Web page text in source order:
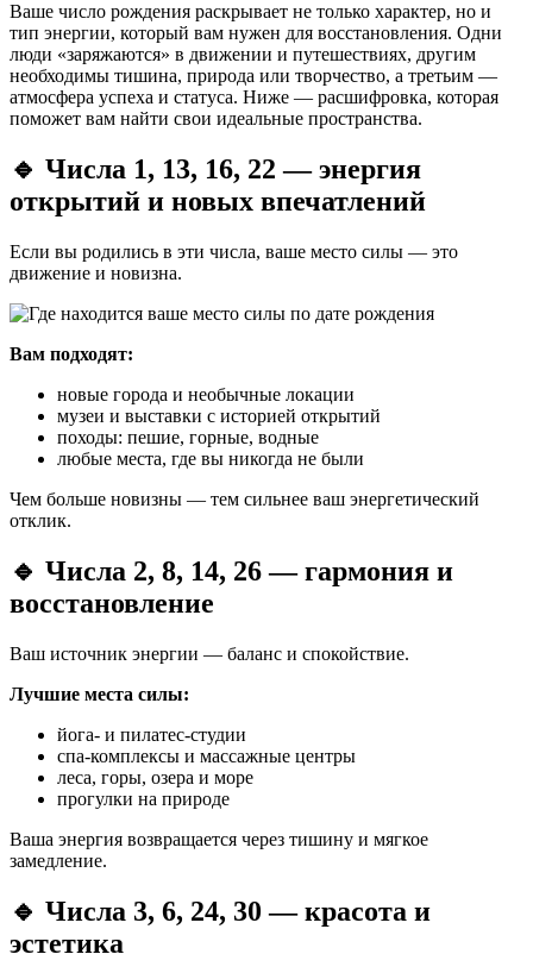
Ваше число рождения раскрывает не только характер, но и
тип энергии, который вам нужен для восстановления. Одни
люди «заряжаются» в движении и путешествиях, другим
необходимы тишина, природа или творчество, а третьим —
атмосфера успеха и статуса. Ниже — расшифровка, которая
поможет вам найти свои идеальные пространства.
🔹 Числа 1, 13, 16, 22 — энергия
открытий и новых впечатлений
Если вы родились в эти числа, ваше место силы — это
движение и новизна.
Вам подходят:
новые города и необычные локации
музеи и выставки с историей открытий
походы: пешие, горные, водные
любые места, где вы никогда не были
Чем больше новизны — тем сильнее ваш энергетический
отклик.
🔹 Числа 2, 8, 14, 26 — гармония и
восстановление
Ваш источник энергии — баланс и спокойствие.
Лучшие места силы:
йога- и пилатес-студии
спа-комплексы и массажные центры
леса, горы, озера и море
прогулки на природе
Ваша энергия возвращается через тишину и мягкое
замедление.
🔹 Числа 3, 6, 24, 30 — красота и
эстетика